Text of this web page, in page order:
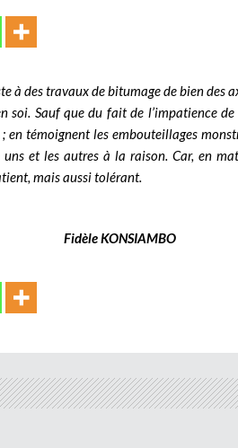
à des travaux de bitumage de bien des
soi. Sauf que du fait de l’impatience
témoignent les embouteillages
uns et les autres à la raison. Car, en
mais aussi tolérant.
Fidèle KONSIAMBO